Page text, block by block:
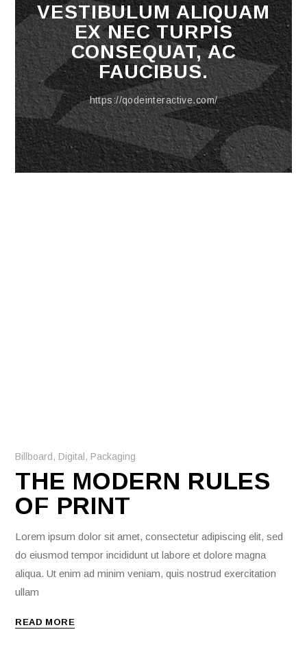
VESTIBULUM ALIQUAM
EX NEC TURPIS
CONSEQUAT, AC
FAUCIBUS.
https://qodeinteractive.com/
Billboard , Digital , Packaging
THE MODERN RULES
OF PRINT
Lorem ipsum dolor sit amet, consectetur adipiscing elit, sed
do eiusmod tempor incididunt ut labore et dolore magna
aliqua. Ut enim ad minim veniam, quis nostrud exercitation
ullam
READ MORE